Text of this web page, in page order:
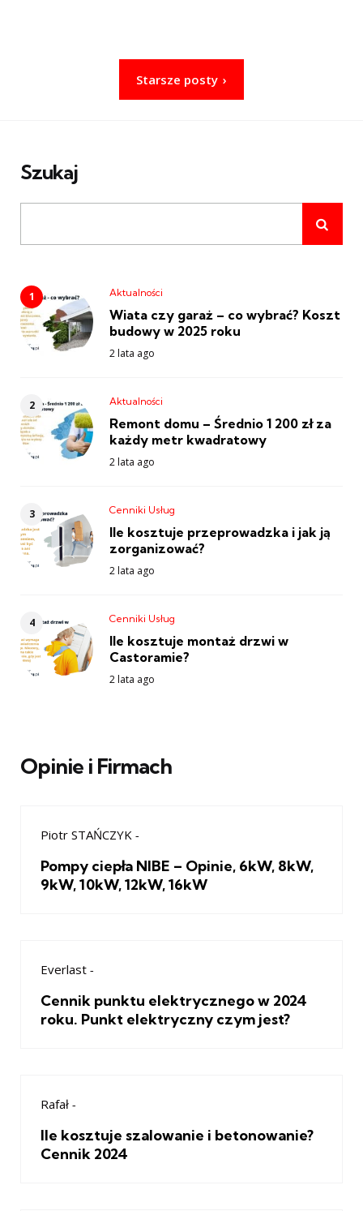
Starsze posty
Szukaj
Aktualności
Wiata czy garaż – co wybrać? Koszt
budowy w 2025 roku
2 lata ago
Aktualności
Remont domu – Średnio 1 200 zł za
każdy metr kwadratowy
2 lata ago
Cenniki Usług
Ile kosztuje przeprowadzka i jak ją
zorganizować?
2 lata ago
Cenniki Usług
Ile kosztuje montaż drzwi w
Castoramie?
2 lata ago
Opinie i Firmach
Piotr STAŃCZYK -
Pompy ciepła NIBE – Opinie, 6kW, 8kW,
9kW, 10kW, 12kW, 16kW
Everlast -
Cennik punktu elektrycznego w 2024
roku. Punkt elektryczny czym jest?
Rafał -
Ile kosztuje szalowanie i betonowanie?
Cennik 2024